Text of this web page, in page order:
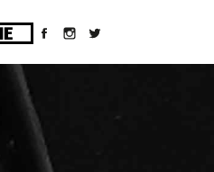
10/d43051023/htdocs/